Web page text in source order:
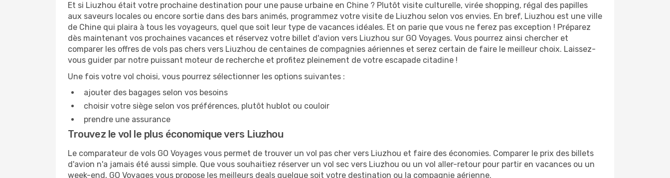
Et si Liuzhou était votre prochaine destination pour une pause urbaine en Chine ? Plutôt visite culturelle, virée shopping, régal des papilles
aux saveurs locales ou encore sortie dans des bars animés, programmez votre visite de Liuzhou selon vos envies. En bref, Liuzhou est une ville
de Chine qui plaira à tous les voyageurs, quel que soit leur type de vacances idéales. Et on parie que vous ne ferez pas exception ! Préparez
dès maintenant vos prochaines vacances et réservez votre billet d'avion vers Liuzhou sur GO Voyages. Vous pourrez ainsi chercher et
comparer les offres de vols pas chers vers Liuzhou de centaines de compagnies aériennes et serez certain de faire le meilleur choix. Laissez-
vous guider par notre puissant moteur de recherche et profitez pleinement de votre escapade citadine !
Une fois votre vol choisi, vous pourrez sélectionner les options suivantes :
ajouter des bagages selon vos besoins
choisir votre siège selon vos préférences, plutôt hublot ou couloir
prendre une assurance
Trouvez le vol le plus économique vers Liuzhou
Le comparateur de vols GO Voyages vous permet de trouver un vol pas cher vers Liuzhou et faire des économies. Comparer le prix des billets
d'avion n'a jamais été aussi simple. Que vous souhaitiez réserver un vol sec vers Liuzhou ou un vol aller-retour pour partir en vacances ou un
week-end, GO Voyages vous propose les meilleurs deals quelque soit votre destination ou la compagnie aérienne.